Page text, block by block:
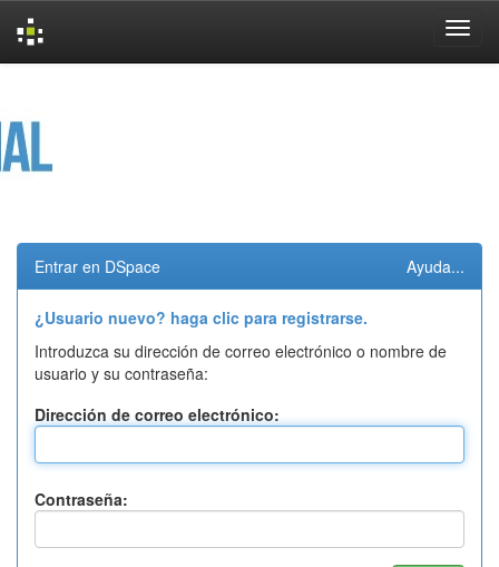
Entrar en DSpace Ayuda...
¿Usuario nuevo? haga clic para registrarse.
Introduzca su dirección de correo electrónico o nombre de
usuario y su contraseña:
Dirección de correo electrónico:
Contraseña: